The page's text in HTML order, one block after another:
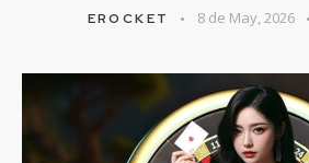
EROCKET 8 de May, 2026